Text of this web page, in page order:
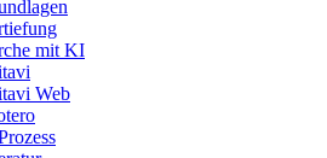
mit KI
Web